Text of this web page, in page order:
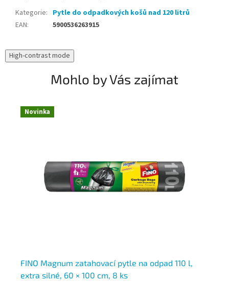
Kategorie: Pytle do odpadkových košů nad 120 litrů
EAN: 5900536263915
High-contrast mode
Mohlo by Vás zajímat
Novinka
FINO Magnum zatahovací pytle na odpad 110 l,
extra silné, 60 × 100 cm, 8 ks